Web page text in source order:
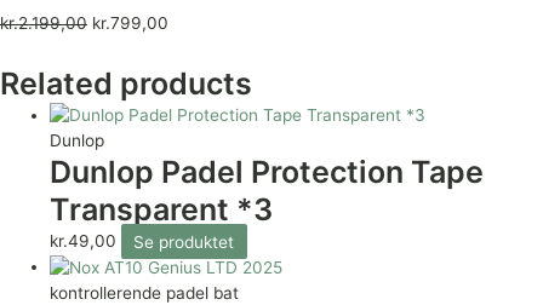
kr.2.199,00 kr.799,00
Related products
Dunlop
Dunlop Padel Protection Tape
Transparent *3
kr.49,00 Se produktet
kontrollerende padel bat